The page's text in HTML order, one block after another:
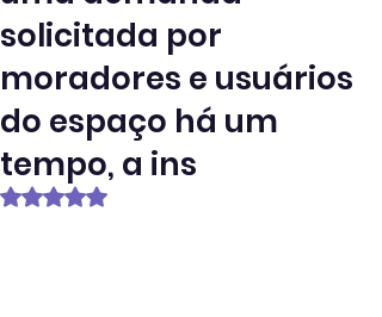
solicitada por
moradores e usuários
do espaço há um
tempo, a ins
Avaliado com NaN de 5 estrelas.